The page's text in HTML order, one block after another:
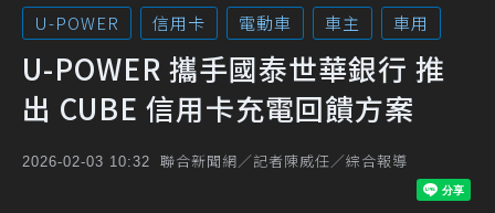
U-POWER 信用卡 電動車 車主 車用
U-POWER 攜手國泰世華銀行 推
出 CUBE 信用卡充電回饋方案
2026-02-03 10:32 聯合新聞網／記者陳威任／綜合報導